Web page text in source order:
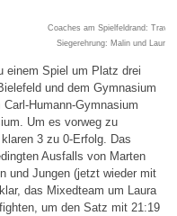
Coaches am Spielfeldrand: Travis
Siegerehrung: Malin und Laura
einem Spiel um Platz drei
und dem Gymnasium
Humann-Gymnasium
Um es vorweg zu
3 zu 0-Erfolg. Das
Ausfalls von Marten
und Jungen (jetzt wieder mit
das Mixedteam um Laura
um den Satz mit 21:19